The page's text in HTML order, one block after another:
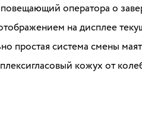
оператора о
на дисплее
простая система смены
кожух от